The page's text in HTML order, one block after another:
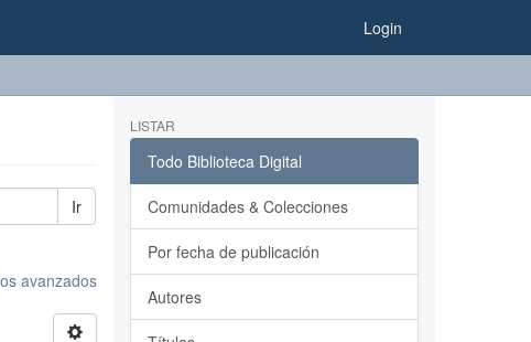
Login
Ir
avanzados
LISTAR
Todo Biblioteca Digital
Comunidades & Colecciones
Por fecha de publicación
Autores